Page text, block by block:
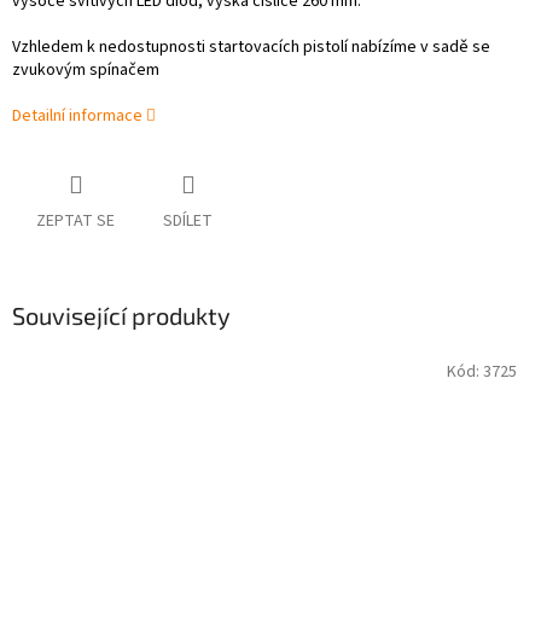
Vzhledem k nedostupnosti startovacích pistolí nabízíme v sadě se
zvukovým spínačem
Detailní informace
ZEPTAT SE SDÍLET
Související produkty
Kód: 3725